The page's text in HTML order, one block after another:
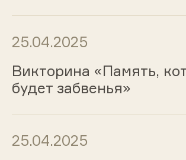
25.04.2025
Викторина «Память,
будет забвенья»
25.04.2025